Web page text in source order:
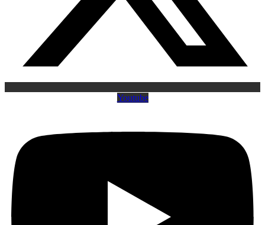
Youtube